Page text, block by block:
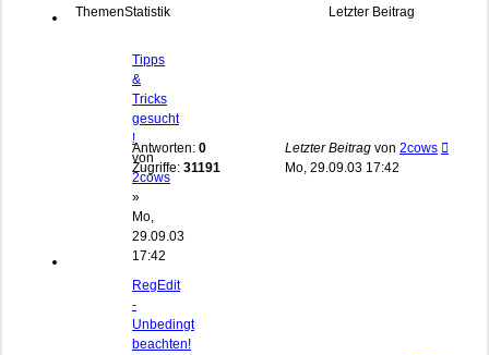
ThemenStatistik Letzter Beitrag
Tipps
&
Tricks
gesucht
!
von
2cows
»
Mo,
29.09.03
17:42
Antworten: 0
Zugriffe: 31191
Letzter Beitrag von 2cows
Mo, 29.09.03 17:42
RegEdit
-
Unbedingt
beachten!